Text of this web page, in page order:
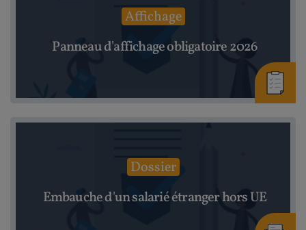
Affichage
Panneau d'affichage obligatoire 2026
Dossier
Embauche d'un salarié étranger hors UE